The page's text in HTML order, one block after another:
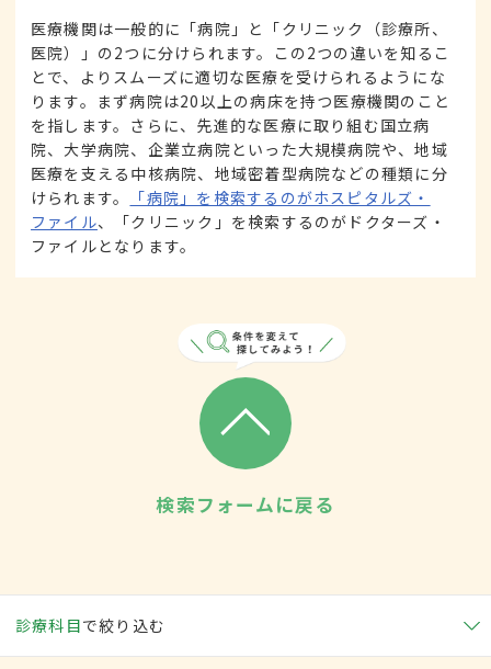
医療機関は一般的に「病院」と「クリニック（診療所、
医院）」の2つに分けられます。この2つの違いを知るこ
とで、よりスムーズに適切な医療を受けられるようにな
ります。まず病院は20以上の病床を持つ医療機関のこと
を指します。さらに、先進的な医療に取り組む国立病
院、大学病院、企業立病院といった大規模病院や、地域
医療を支える中核病院、地域密着型病院などの種類に分
けられます。
「病院」を検索するのがホスピタルズ・
ファイル、「クリニック」を検索するのがドクターズ・
ファイルとなります。
検索フォームに戻る
診療科目で絞り込む